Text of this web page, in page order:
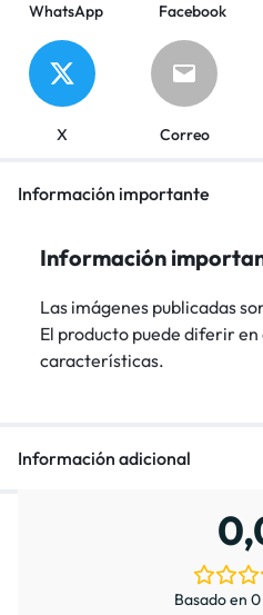
WhatsApp Facebook
X Correo
Información importante
Información
Las imágenes publicadas
El producto puede diferir
características.
Información adicional
Basado en